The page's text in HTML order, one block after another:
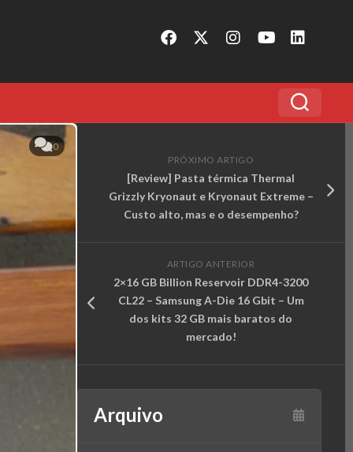
0
PRÓXIMO ARTIGO
[Review] Pasta térmica Thermal
Grizzly Kryonaut e Kryonaut Extreme –
Custo alto, mas e o desempenho?
ARTIGO ANTERIOR
2×16 GB Billion Reservoir DDR4-3200
CL22 – Samsung A-Die 16 Gbit – Um
dos kits 32 GB mais baratos do
mercado!
Arquivo